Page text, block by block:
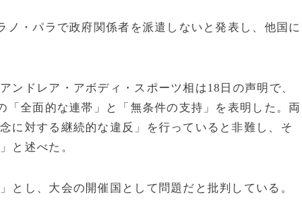
・パラで政府関係者を派遣しないと発表し、他国に
ンドレア・アボディ・スポーツ相は18日の声明で、
全面的な連帯」と「無条件の支持」を表明した。両
に対する継続的な違反」を行っていると非難し、そ
と述べた。
とし、大会の開催国として問題だと批判している。